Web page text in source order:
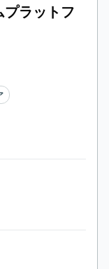
プラットフ